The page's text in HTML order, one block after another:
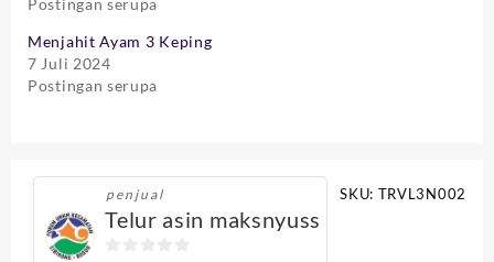
Menjahit Ayam 3 Keping
7 Juli 2024
Postingan serupa
penjual
Telur asin maksnyuss
SKU: TRVL3N002